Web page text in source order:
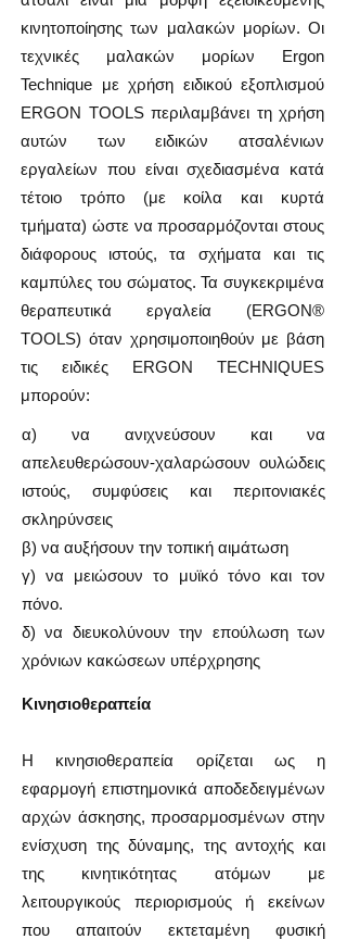
κινητοποίησης των μαλακών μορίων. Οι
τεχνικές μαλακών μορίων Ergon
Technique με χρήση ειδικού εξοπλισμού
ΕRGON TOOLS περιλαμβάνει τη χρήση
αυτών των ειδικών ατσαλένιων
εργαλείων που είναι σχεδιασμένα κατά
τέτοιο τρόπο (με κοίλα και κυρτά
τμήματα) ώστε να προσαρμόζονται στους
διάφορους ιστούς, τα σχήματα και τις
καμπύλες του σώματος. Τα συγκεκριμένα
θεραπευτικά εργαλεία (ERGON®
TOOLS) όταν χρησιμοποιηθούν με βάση
τις ειδικές ΕRGON TECHNIQUES
μπορούν:
α) να ανιχνεύσουν και να
απελευθερώσουν-χαλαρώσουν ουλώδεις
ιστούς, συμφύσεις και περιτονιακές
σκληρύνσεις
β) να αυξήσουν την τοπική αιμάτωση
γ) να μειώσουν το μυϊκό τόνο και τον
πόνο.
δ) να διευκολύνουν την επούλωση των
χρόνιων κακώσεων υπέρχρησης
Κινησιοθεραπεία
Η κινησιοθεραπεία ορίζεται ως η
εφαρμογή επιστημονικά αποδεδειγμένων
αρχών άσκησης, προσαρμοσμένων στην
ενίσχυση της δύναμης, της αντοχής και
της κινητικότητας ατόμων με
λειτουργικούς περιορισμούς ή εκείνων
που απαιτούν εκτεταμένη φυσική